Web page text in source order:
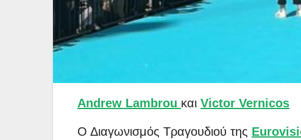
Andrew Lambrou και Victor Vernicos
Ο Διαγωνισμός Τραγουδιού της